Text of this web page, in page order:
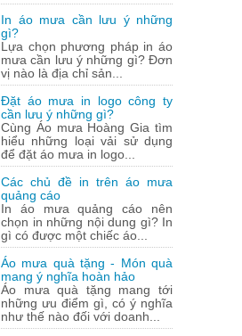
In áo mưa cần lưu ý những
gì?
Lựa chọn phương pháp in áo
mưa cần lưu ý những gì? Đơn
vị nào là địa chỉ sản...
Đặt áo mưa in logo công ty
cần lưu ý những gì?
Cùng Áo mưa Hoàng Gia tìm
hiểu những loại vải sử dụng
để đặt áo mưa in logo...
Các chủ đề in trên áo mưa
quảng cáo
In áo mưa quảng cáo nên
chọn in những nội dung gì? In
gì có được một chiếc áo...
Áo mưa quà tặng - Món quà
mang ý nghĩa hoàn hảo
Áo mưa quà tặng mang tới
những ưu điểm gì, có ý nghĩa
như thế nào đối với doanh...